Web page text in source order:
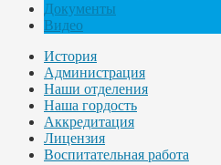
Документы
Видео
История
Администрация
Наши отделения
Наша гордость
Аккредитация
Лицензия
Воспитательная работа